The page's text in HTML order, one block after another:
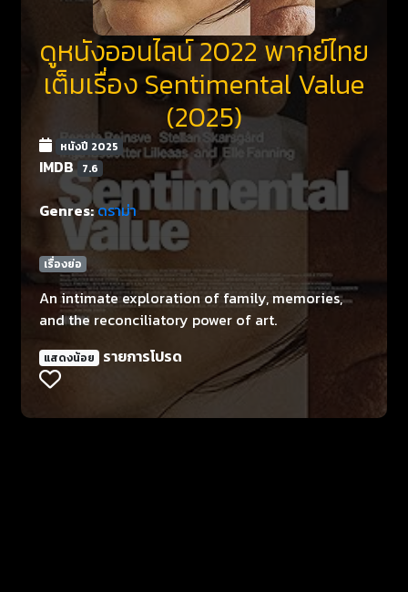
ดูหนังออนไลน์ 2022 พากย์ไทย
เต็มเรื่อง Sentimental Value
(2025)
หนังปี 2025
IMDB 7.6
Genres:ดราม่า
เรื่องย่อ
An intimate exploration of family, memories,
and the reconciliatory power of art.
แสดงน้อย รายการโปรด